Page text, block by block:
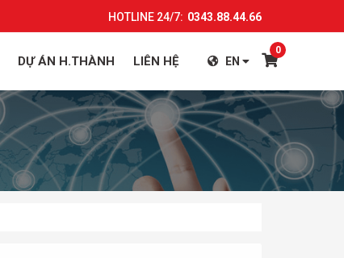
HOTLINE 24/7: 0343.88.44.66
DỰ ÁN H.THÀNH LIÊN HỆ EN
0